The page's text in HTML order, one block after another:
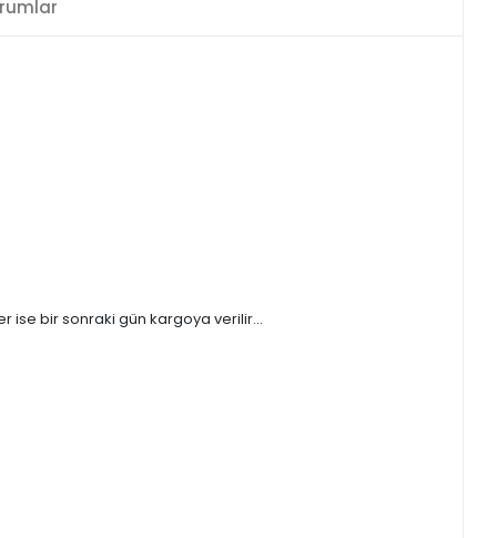
ise bir sonraki gün kargoya verilir...